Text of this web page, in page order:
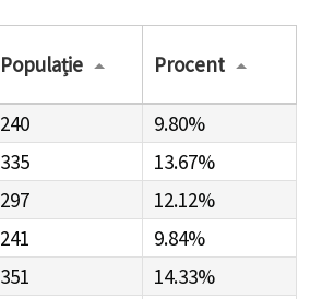
Populație Procent
240
9.80%
335
13.67%
297
12.12%
241
9.84%
351
14.33%